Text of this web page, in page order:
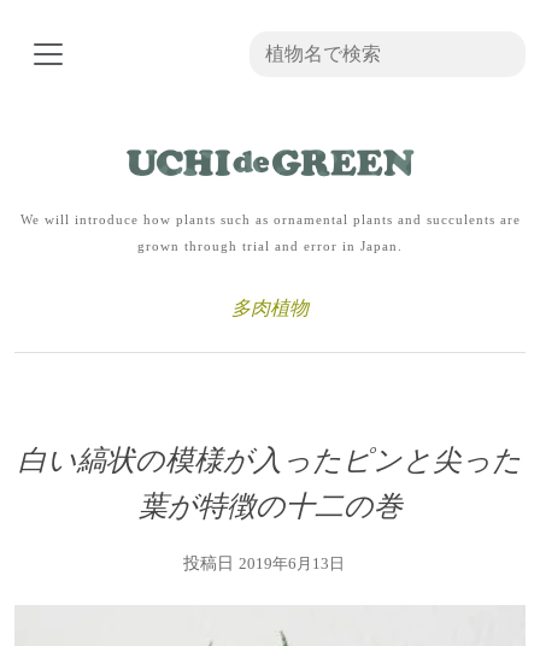
We will introduce how plants such as ornamental plants and succulents are
grown through trial and error in Japan.
多肉植物
白い縞状の模様が入ったピンと尖った
葉が特徴の十二の巻
投稿日 2019年6月13日